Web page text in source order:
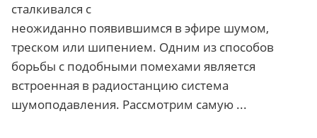
сталкивался с
неожиданно появившимся в эфире шумом,
треском или шипением. Одним из способов
борьбы с подобными помехами является
встроенная в радиостанцию система
шумоподавления. Рассмотрим самую ...